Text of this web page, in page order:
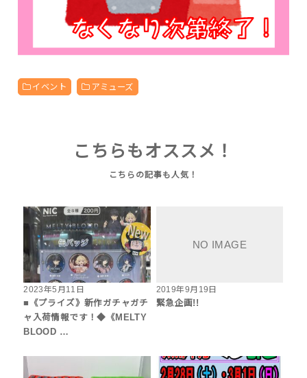
イベント アミューズ
こちらもオススメ！
2023年5月11日
■《プライズ》新作ガチャガチ
ャ入荷情報です！◆《MELTY
BLOOD …
2019年9月19日
緊急企画!!